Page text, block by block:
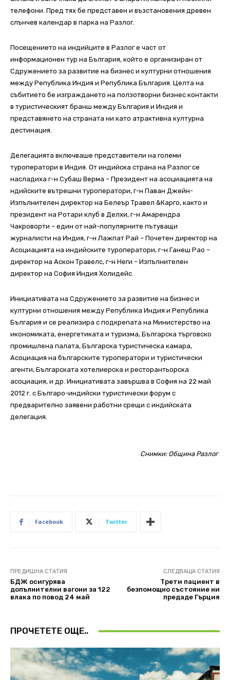
телефони. Пред тях бе представен и възстановения древен
слънчев календар в парка на Разлог.
Посещението на индийците в Разлог е част от
информационен тур на България, който е организиран от
Сдружението за развитие на бизнес и културни отношения
между Република Индия и Република България. Целта на
събитието бе изграждането на ползотворни бизнес контакти
в туристическият бранш между България и Индия и
представянето на страната ни като атрактивна културна
дестинация.
Делегацията включваше представители на големи
туроператори в Индия. От индийска страна на Разлог се
насладиха г-н Субаш Верма – Президент на асоциацията на
ндийските вътрешни туроператори, г-н Паван Джейн-
Изпълнителен директор на Белеър Травел &Карго, както и
президент на Ротари клуб в Делхи, г-н Амарендра
Чакроворти – един от най-популярните пътуващи
журналисти на Индия, г-н Лажпат Рай – Почетен директор на
Асоциацията на индийските туроператори, г-н Ганеш Рао –
директор на Аскон Травелс, г-н Неги – Изпълнителен
директор на София Индия Холидейс.
Инициативата на Сдружението за развитие на бизнес и
културни отношения между Република Индия и Република
България и се реализира с подкрепата на Министерство на
икономиката, енергетиката и туризма, Българска търговско
промишлена палата, Българска туристическа камара,
Асоциация на българските туроператори и туристически
агенти, Българската хотелиерска и ресторантьорска
асоциация, и др. Инициативата завършва в София на 22 май
2012 г. с Българо-индийски туристически форум с
предварително заявени работни срещи с индийската
делегация.
Снимки: Община Разлог
Facebook Twitter
ПРЕДИШНА СТАТИЯ
БДЖ осигурява
допълнителни вагони за 122
влака по повод 24 май
СЛЕДВАЩА СТАТИЯ
Трети пациент в
безпомощно състояние ни
предаде Гърция
ПРОЧЕТЕТЕ ОЩЕ..